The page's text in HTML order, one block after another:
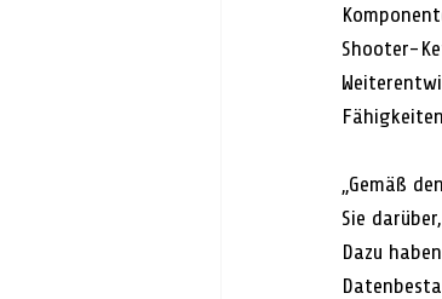
Shooter-
„Gemäß
Sie
Dazu